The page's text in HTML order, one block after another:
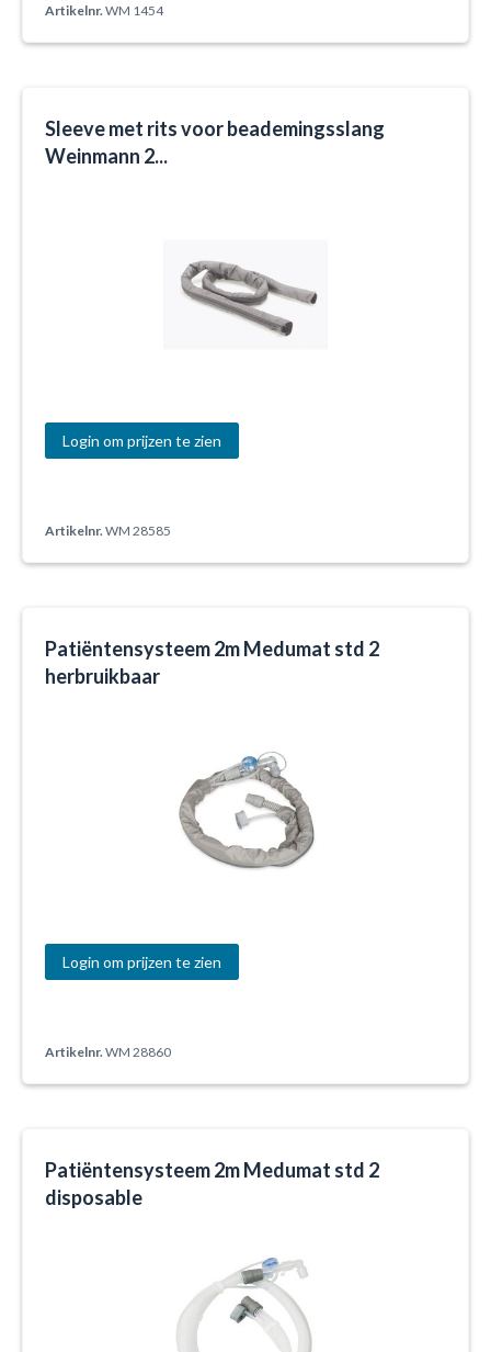
Artikelnr. WM 1454
Sleeve met rits voor beademingsslang
Weinmann 2...
Login om prijzen te zien
Artikelnr. WM 28585
Patiëntensysteem 2m Medumat std 2
herbruikbaar
Login om prijzen te zien
Artikelnr. WM 28860
Patiëntensysteem 2m Medumat std 2
disposable